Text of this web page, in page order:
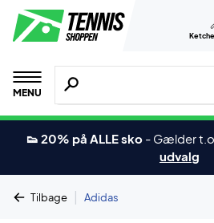
MENU
Søg efter produkter,
👟 20% på ALLE sko - Gælder
udvalg
Tilbage | Adidas